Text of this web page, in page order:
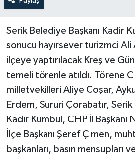
Serik Belediye Başkanı Kadir
sonucu hayırsever turizmci Ali
ilçeye yaptırılacak Kreş ve
temeli törenle atıldı. Törene
milletvekilleri Aliye Coşar,
Erdem, Sururi Çorabatır, Serik
Kadir Kumbul, CHP İl Başkanı
İlçe Başkanı Şeref Çimen,
başkanları, basın mensupları